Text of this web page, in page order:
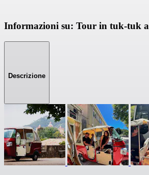
Informazioni su: Tour in tuk-tuk
Descrizione